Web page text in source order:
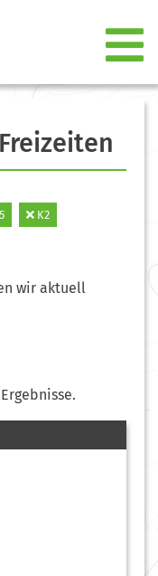
K2
wir aktuell